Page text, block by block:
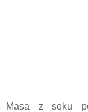
Masa z soku